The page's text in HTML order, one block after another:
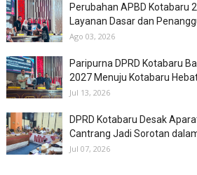
Perubahan APBD Kotabaru
Layanan Dasar dan
Ago 03, 2026
Paripurna DPRD Kotabaru
2027 Menuju Kotabaru
Jul 13, 2026
DPRD Kotabaru Desak
Cantrang Jadi Sorotan
Jul 07, 2026